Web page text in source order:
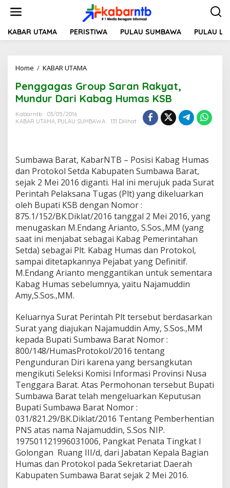
t
KABAR UTAMA PERISTIWA PULAU SUMBAWA PULAU
Home / KABAR UTAMA
n
g
g
g
r
o
u
p
S
a
r
a
R
a
k
y
a
t
u
n
d
u
r
D
a
r
i
K
a
b
a
g
H
u
m
a
Penggagas Group Saran Rakyat,
Mundur Dari Kabag Humas KSB
Kabarntb
03/05/2016
KABAR UTAMA, PULAU SUMBAWA 131 Dilihat
Sumbawa Barat, KabarNTB – Posisi Kabag Humas
dan Protokol Setda Kabupaten Sumbawa Barat,
sejak 2 Mei 2016 diganti. Hal ini merujuk pada Surat
Perintah Pelaksana Tugas (Plt) yang dikeluarkan
oleh Bupati KSB dengan Nomor :
875.1/152/BK.Diklat/2016 tanggal 2 Mei 2016, yang
menugaskan M.Endang Arianto, S.Sos.,MM (yang
saat ini menjabat sebagai Kabag Pemerintahan
Setda) sebagai Plt. Kabag Humas dan Protokol,
sampai ditetapkannya Pejabat yang Definitif.
M.Endang Arianto menggantikan untuk sementara
Kabag Humas sebelumnya, yaitu Najamuddin
Amy,S.Sos.,MM.
Keluarnya Surat Perintah Plt tersebut berdasarkan
Surat yang diajukan Najamuddin Amy, S.Sos.,MM
kepada Bupati Sumbawa Barat Nomor :
800/148/HumasProtokol/2016 tentang
Pengunduran Diri karena yang bersangkutan
mengikuti Seleksi Komisi Informasi Provinsi Nusa
Tenggara Barat. Atas Permohonan tersebut Bupati
Sumbawa Barat telah mengeluarkan Keputusan
Bupati Sumbawa Barat Nomor :
031/821.29/BK.Diklat/2016 Tentang Pemberhentian
PNS atas nama Najamuddin, S.Sos NIP.
197501121996031006, Pangkat Penata Tingkat I
Golongan Ruang III/d, dari Jabatan Kepala Bagian
Humas dan Protokol pada Sekretariat Daerah
Kabupaten Sumbawa Barat sejak 2 Mei 2016.